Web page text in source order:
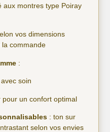
aux montres type Poiray
vos dimensions
commande
:
soin
pour un confort optimal
: ton sur
selon vos envies